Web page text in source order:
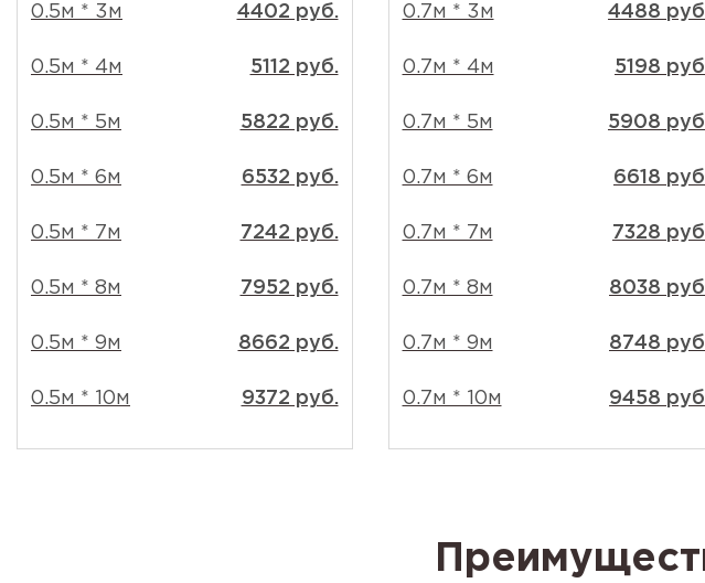
0.5м * 3м 4402 руб.
0.5м * 4м 5112 руб.
0.5м * 5м 5822 руб.
0.5м * 6м 6532 руб.
0.5м * 7м 7242 руб.
0.5м * 8м 7952 руб.
0.5м * 9м 8662 руб.
0.5м * 10м 9372 руб.
0.7м * 3м 4488
0.7м * 4м 5198
0.7м * 5м 5908
0.7м * 6м 6618
0.7м * 7м 7328
0.7м * 8м 8038
0.7м * 9м 8748
0.7м * 10м 9458